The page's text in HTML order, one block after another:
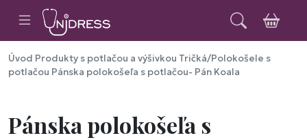
Úvod Produkty s potlačou a výšivkou Tričká/Polokošele s
potlačou Pánska polokošeľa s potlačou- Pán Koala
Pánska polokošeľa s